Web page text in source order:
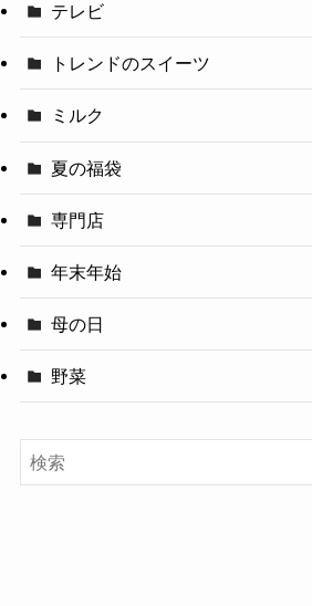
テレビ
トレンドのスイーツ
ミルク
夏の福袋
専門店
年末年始
母の日
野菜